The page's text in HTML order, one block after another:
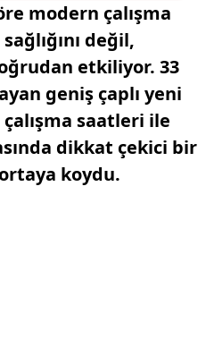
modern çalışma
değil,
etkiliyor. 33
geniş çaplı yeni
saatleri ile
dikkat çekici bir
koydu.